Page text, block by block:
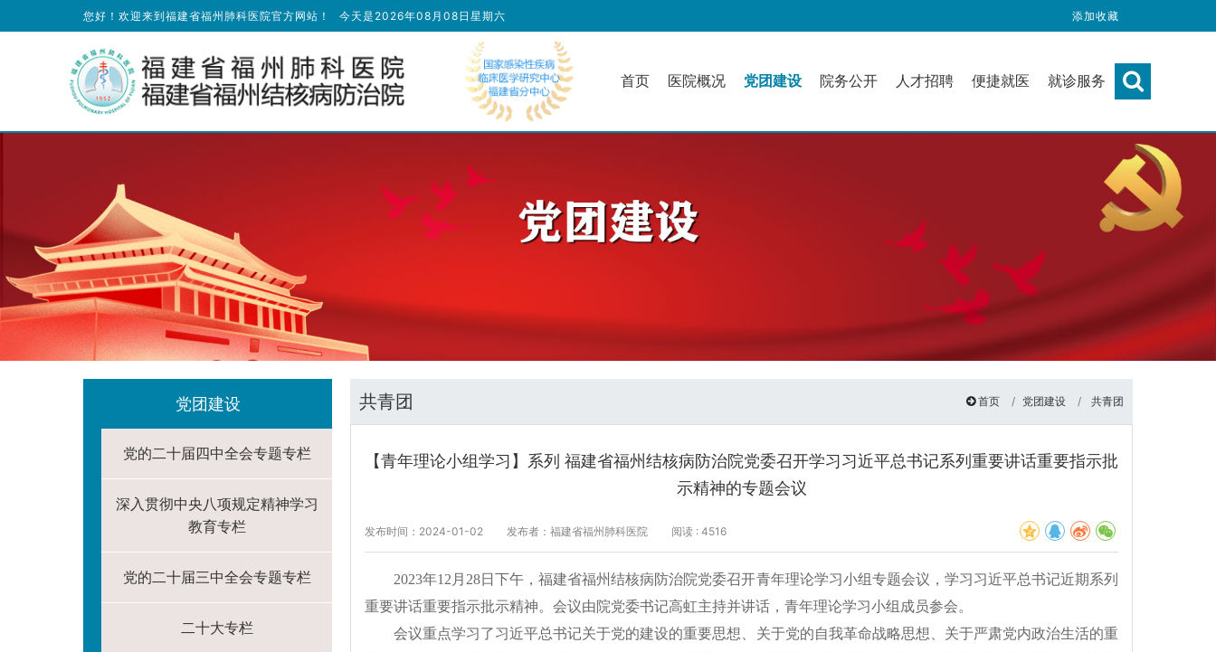
您好！欢迎来到福建省福州肺科医院官方网站！ 今天是 2026年08月08日星期六 添加收藏
首页 医院概况 党团建设 院务公开 人才招聘 便捷就医 就诊服务
党团建设
党的二十届四中全会专题专栏
深入贯彻中央八项规定精神学习
教育专栏
党的二十届三中全会专题专栏
二十大专栏
共青团 首页 党团建设 共青团
【青年理论小组学习】系列 福建省福州结核病防治院党委召开学习习近平总书记系列重要讲话重要指示批
示精神的专题会议
发布时间：2024-01-02 发布者：福建省福州肺科医院 阅读 : 4516
2023年12月28日下午，福建省福州结核病防治院党委召开青年理论学习小组专题会议，学习习近平总书记近期系列
重要讲话重要指示批示精神。会议由院党委书记高虹主持并讲话，青年理论学习小组成员参会。
会议重点学习了习近平总书记关于党的建设的重要思想、关于党的自我革命战略思想、关于严肃党内政治生活的重